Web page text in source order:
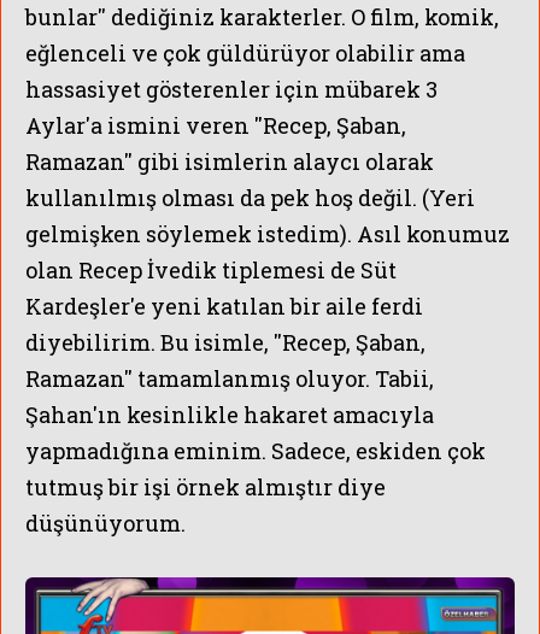
bunlar'' dediğiniz karakterler. O film, komik,
eğlenceli ve çok güldürüyor olabilir ama
hassasiyet gösterenler için mübarek 3
Aylar'a ismini veren ''Recep, Şaban,
Ramazan'' gibi isimlerin alaycı olarak
kullanılmış olması da pek hoş değil. (Yeri
gelmişken söylemek istedim). Asıl konumuz
olan Recep İvedik tiplemesi de Süt
Kardeşler'e yeni katılan bir aile ferdi
diyebilirim. Bu isimle, ''Recep, Şaban,
Ramazan'' tamamlanmış oluyor. Tabii,
Şahan'ın kesinlikle hakaret amacıyla
yapmadığına eminim. Sadece, eskiden çok
tutmuş bir işi örnek almıştır diye
düşünüyorum.